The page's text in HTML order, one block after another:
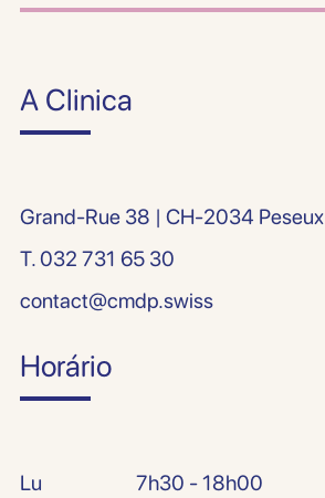
A Clinica
Grand-Rue 38 | CH-2034 Peseux
T.032 731 65 30
contact@cmdp.swiss
Horário
Lu
7h30 - 18h00